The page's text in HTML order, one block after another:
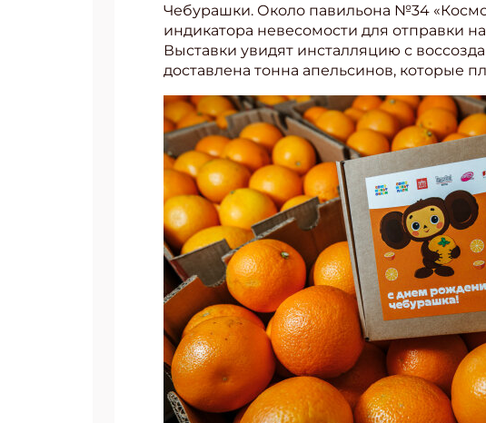
Чебурашки. Около павильона №34
индикатора невесомости для отправки
Выставки увидят инсталляцию с
доставлена тонна апельсинов, которые